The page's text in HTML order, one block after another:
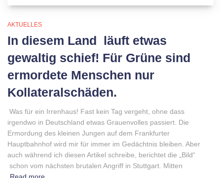
AKTUELLES
In diesem Land läuft etwas
gewaltig schief! Für Grüne sind
ermordete Menschen nur
Kollateralschäden.
Was für ein Irrenhaus! Fast kein Tag vergeht, ohne dass
irgendwo in Deutschland etwas Grauenvolles passiert. Die
Ermordung des kleinen Jungen auf dem Frankfurter
Hauptbahnhof wird mir für immer im Gedächtnis bleiben. Aber
auch während ich diesen Artikel schreibe, berichtet die „Bild“
schon vom nächsten brutalen Angriff in Stuttgart. Mitten